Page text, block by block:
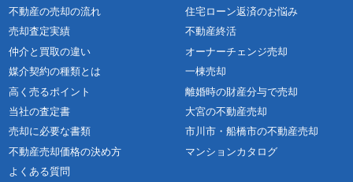
不動産の売却の流れ
売却査定実績
仲介と買取の違い
媒介契約の種類とは
高く売るポイント
当社の査定書
売却に必要な書類
不動産売却価格の決め方
よくある質問
住宅ローン返済のお悩み
不動産終活
オーナーチェンジ売却
一棟売却
離婚時の財産分与で売却
大宮の不動産売却
市川市・船橋市の不動産売却
マンションカタログ